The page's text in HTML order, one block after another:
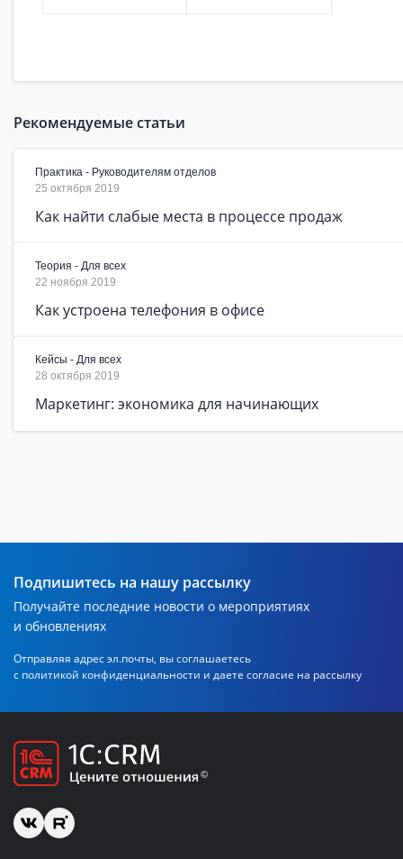
Рекомендуемые статьи
Практика - Руководителям отделов
25 октября 2019
Как найти слабые места в процессе продаж
Теория - Для всех
22 ноября 2019
Как устроена телефония в офисе
Кейсы - Для всех
28 октября 2019
Маркетинг: экономика для начинающих
Подпишитесь на нашу рассылку
Получайте последние новости о мероприятиях
и обновлениях
Отправляя адрес эл.почты, вы соглашаетесь
с политикой конфиденциальности и даете согласие на рассылку